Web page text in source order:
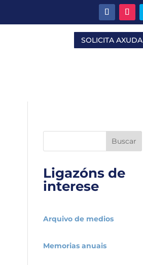
SOLICITA AXUDA
Buscar
Ligazóns de
interese
Arquivo de medios
Memorias anuais